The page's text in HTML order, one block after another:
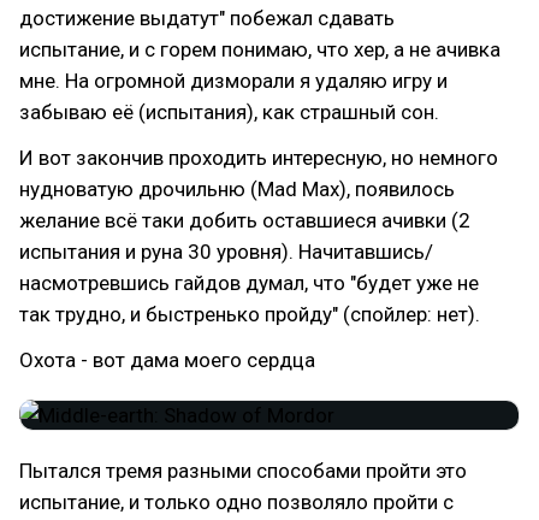
достижение выдатут" побежал сдавать
испытание, и с горем понимаю, что хер, а не ачивка
мне. На огромной дизморали я удаляю игру и
забываю её (испытания), как страшный сон.
И вот закончив проходить интересную, но немного
нудноватую дрочильню (Mad Max), появилось
желание всё таки добить оставшиеся ачивки (2
испытания и руна 30 уровня). Начитавшись/
насмотревшись гайдов думал, что "будет уже не
так трудно, и быстренько пройду" (спойлер: нет).
Охота - вот дама моего сердца
Пытался тремя разными способами пройти это
испытание, и только одно позволяло пройти с